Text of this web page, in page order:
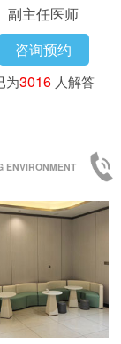
副主任医师
咨询预约
为3016 人解答
ENVIRONMENT